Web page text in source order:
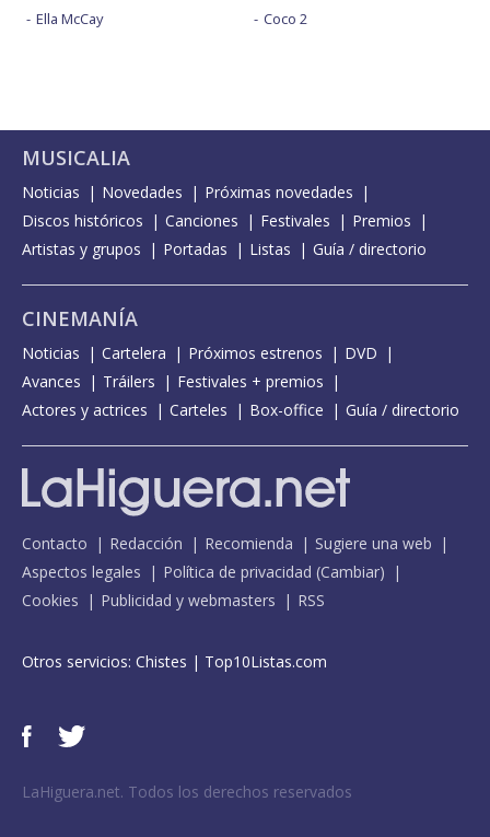
Ella McCay
Coco 2
MUSICALIA
Noticias Novedades
Próximas novedades
Discos históricos
Canciones Festivales
Premios
Artistas y grupos
Portadas Listas Guía / directorio
CINEMANÍA
Noticias Cartelera Próximos estrenos
DVD
Avances
Tráilers
Festivales + premios
Actores y actrices
Carteles Box-office Guía / directorio
Contacto Redacción Recomienda
Sugiere una web
Aspectos legales
Política de privacidad (Cambiar)
Cookies
Publicidad y webmasters RSS
Otros servicios: Chistes | Top10Listas.com
LaHiguera.net. Todos los derechos reservados